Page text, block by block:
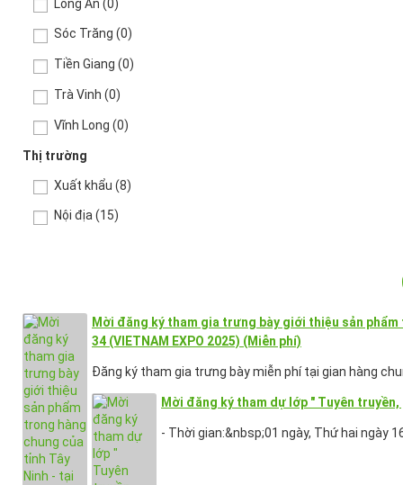
Long An (0)
Sóc Trăng (0)
Tiền Giang (0)
Trà Vinh (0)
Vĩnh Long (0)
Thị trường
Xuất khẩu (8)
Nội địa(15)
Mời đăng ký tham gia trưng bày giới thiệu sản
34 (VIETNAM EXPO 2025) (Miễn phí)
Đăng ký tham gia trưng bày miễn phí tại gian hàng
Mời đăng ký tham dự lớp " Tuyên
- Thời gian:&nbsp;01 ngày, Thứ hai ngày